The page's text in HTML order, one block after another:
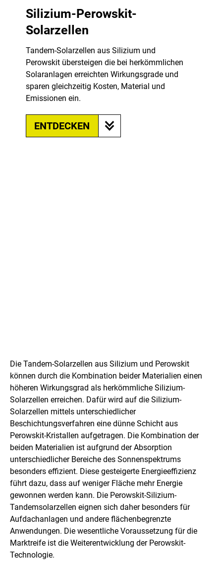
Silizium-Perowskit-
Solarzellen
Tandem-Solarzellen aus Silizium und
Perowskit übersteigen die bei herkömmlichen
Solaranlagen erreichten Wirkungsgrade und
sparen gleichzeitig Kosten, Material und
Emissionen ein.
ENTDECKEN
s
a
t
z
Die Tandem-Solarzellen aus Silizium und Perowskit
können durch die Kombination beider Materialien einen
höheren Wirkungsgrad als herkömmliche Silizium-
Solarzellen erreichen. Dafür wird auf die Silizium-
Solarzellen mittels unterschiedlicher
Beschichtungsverfahren eine dünne Schicht aus
Perowskit-Kristallen aufgetragen. Die Kombination der
beiden Materialien ist aufgrund der Absorption
unterschiedlicher Bereiche des Sonnenspektrums
besonders effizient. Diese gesteigerte Energieeffizienz
führt dazu, dass auf weniger Fläche mehr Energie
gewonnen werden kann. Die Perowskit-Silizium-
Tandemsolarzellen eignen sich daher besonders für
Aufdachanlagen und andere flächenbegrenzte
Anwendungen. Die wesentliche Voraussetzung für die
Marktreife ist die Weiterentwicklung der Perowskit-
Technologie.